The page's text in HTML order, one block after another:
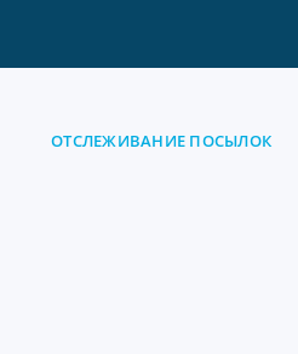
ОТСЛЕЖИВАНИЕ ПОСЫЛОК